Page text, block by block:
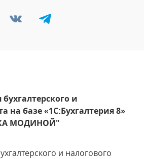
и
на базе «1С:Бухгалтерия 8»
МОДИНОЙ"
и налогового